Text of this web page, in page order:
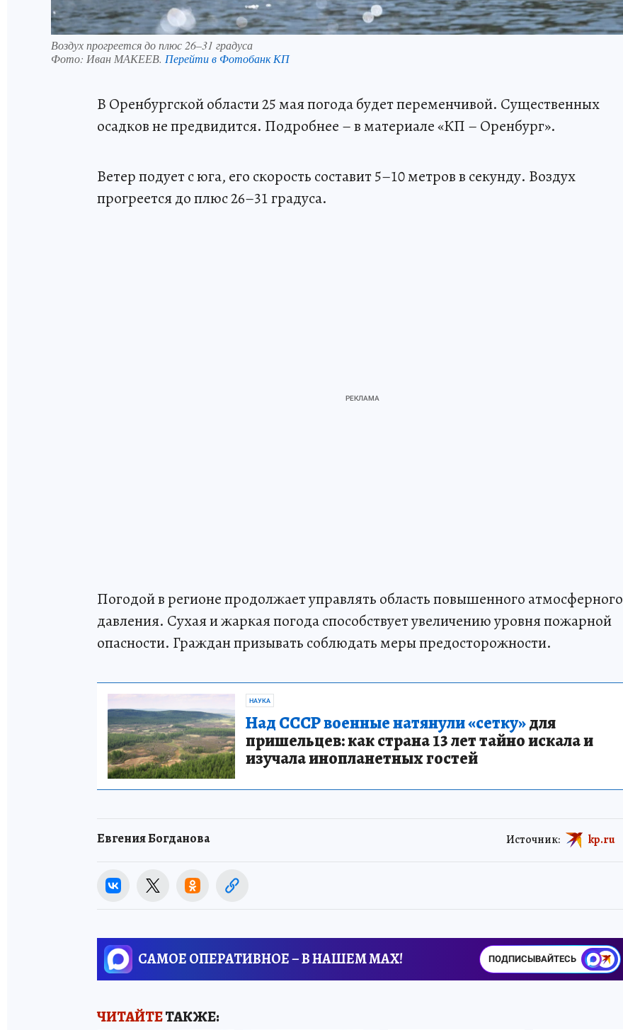
Воздух прогреется до плюс 26–31 градуса
Фото: Иван МАКЕЕВ. Перейти в Фотобанк КП
В Оренбургской области 25 мая погода будет переменчивой. Существенных
осадков не предвидится. Подробнее – в материале «КП – Оренбург».
Ветер подует с юга, его скорость составит 5–10 метров в секунду. Воздух
прогреется до плюс 26–31 градуса.
Погодой в регионе продолжает управлять область повышенного атмосферного
давления. Сухая и жаркая погода способствует увеличению уровня пожарной
опасности. Граждан призывать соблюдать меры предосторожности.
НАУКА
Над СССР военные натянули «сетку»для
пришельцев: как страна 13 лет тайно искала и
изучала инопланетных гостей
Евгения Богданова Источник: kp.ru
САМОЕ ОПЕРАТИВНОЕ – В НАШЕМ MAX! ПОДПИСЫВАЙТЕСЬ
ЧИТАЙТЕТАКЖЕ: